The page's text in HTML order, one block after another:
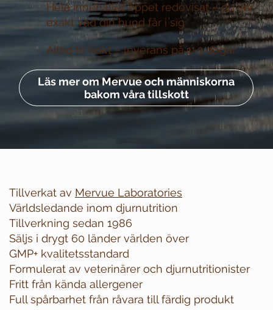
Läs mer om Mervue och människorna
bakom våra tillskott
Hela innehållet öppet redovisat –du ser
exakt vad din hund får i sig
Alltid fri frakt –leverans på 1–3 dagar
Tillverkat av Mervue Laboratories
Världsledande inom djurnutrition
Tillverkning sedan 1986
Säljs i drygt 60 länder världen över
GMP+ kvalitetsstandard
Formulerat av veterinärer och djurnutritionister
Fritt från kända allergener
Full spårbarhet från råvara till färdig produkt